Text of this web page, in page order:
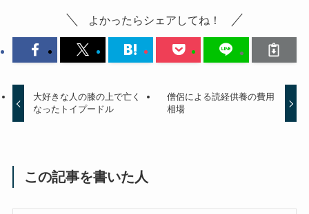
よかったらシェアしてね！
大好きな人の膝の上で亡く
なったトイプードル
僧侶による読経供養の費用
相場
この記事を書いた人